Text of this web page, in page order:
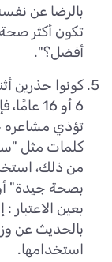
بالرضا عن
تكون أكثر
أفضل؟".
كونوا حذرين
6 أو 16
تؤذي مشاعره
كلمات مثل
من ذلك،
بصحة جيدة"
بعين الاعتبار
بالحديث عن
استخدامها.